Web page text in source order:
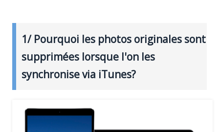
1/ Pourquoi les photos originales sont
supprimées lorsque l'on les
synchronise via iTunes?